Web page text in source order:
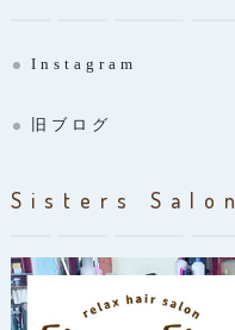
Instagram
旧ブログ
Sisters Salon